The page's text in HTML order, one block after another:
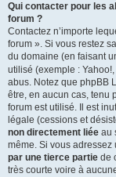
Qui contacter pour les
forum ?
Contactez n’importe
forum ». Si vous restez
du domaine (en faisant
utilisé (exemple :
abus. Notez que phpBB
être, en aucun cas, tenu
forum est utilisé. Il est
légale (cessions et
non directement liée au
même. Si vous adressez
par une tierce partie de
très courte voire à